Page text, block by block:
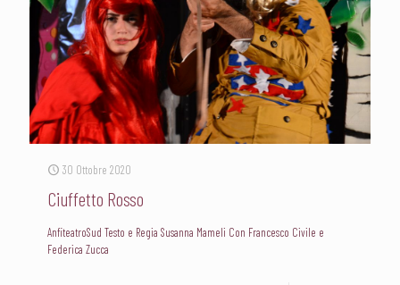
30 Ottobre 2020
Ciuffetto Rosso
AnfiteatroSud Testo e Regia Susanna Mameli Con Francesco Civile e
Federica Zucca